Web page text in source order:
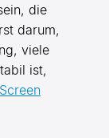
die
darum,
viele
ist,